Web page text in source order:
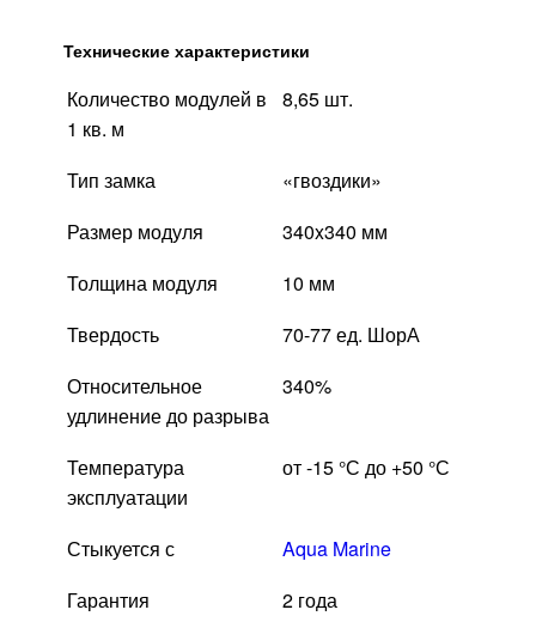
Технические характеристики
Количество модулей в
1 кв. м
8,65 шт.
Тип замка
«гвоздики»
Размер модуля
340x340 мм
Толщина модуля
10 мм
Твердость
70-77 ед. ШорА
Относительное
удлинение до разрыва
340%
Температура
эксплуатации
от -15 °С до +50 °С
Стыкуется с
Aqua Marine
Гарантия
2 года